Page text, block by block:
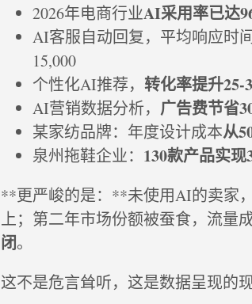
2026年电商行业AI采用率已达
AI客服自动回复，平均响应时
15,000
个性化AI推荐， 转化率提升25-
AI营销数据分析， 广告费节省
某家纺品牌：年度设计成本从
泉州拖鞋企业： 130款产品实
**更严峻的是：**未使用AI的卖家
上；第二年市场份额被蚕食，流量成
闭。
这不是危言耸听，这是数据呈现的现